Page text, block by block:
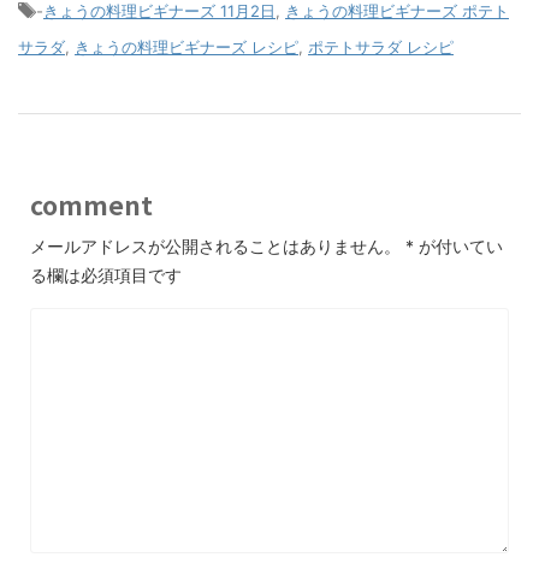
-きょうの料理ビギナーズ 11月2日
きょうの料理ビギナーズ ポテト
サラダ
きょうの料理ビギナーズ レシピ ポテトサラダ レシピ
comment
メールアドレスが公開されることはありません。 * が付いてい
る欄は必須項目です